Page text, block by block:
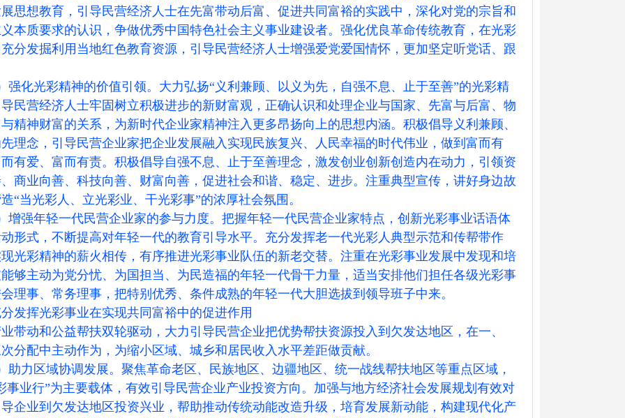
思想教育，引导民营经济人士在先富带动后富、促进共同富裕的实践中，深化对党的宗旨和
本质要求的认识，争做优秀中国特色社会主义事业建设者。强化优良革命传统教育，在光彩
分发掘利用当地红色教育资源，引导民营经济人士增强爱党爱国情怀，更加坚定听党话、跟
强化光彩精神的价值引领。大力弘扬“义利兼顾、以义为先，自强不息、止于至善”的光彩精
民营经济人士牢固树立积极进步的新财富观，正确认识和处理企业与国家、先富与后富、物
精神财富的关系，为新时代企业家精神注入更多昂扬向上的思想内涵。积极倡导义利兼顾、
理念，引导民营企业家把企业发展融入实现民族复兴、人民幸福的时代伟业，做到富而有
有爱、富而有责。积极倡导自强不息、止于至善理念，激发创业创新创造内在动力，引领资
商业向善、科技向善、财富向善，促进社会和谐、稳定、进步。注重典型宣传，讲好身边故
“当光彩人、立光彩业、干光彩事”的浓厚社会氛围。
增强年轻一代民营企业家的参与力度。把握年轻一代民营企业家特点，创新光彩事业话语体
形式，不断提高对年轻一代的教育引导水平。充分发挥老一代光彩人典型示范和传帮带作
光彩精神的薪火相传，有序推进光彩事业队伍的新老交替。注重在光彩事业发展中发现和培
够主动为党分忧、为国担当、为民造福的年轻一代骨干力量，适当安排他们担任各级光彩事
理事、常务理事，把特别优秀、条件成熟的年轻一代大胆选拔到领导班子中来。
发挥光彩事业在实现共同富裕中的促进作用
带动和公益帮扶双轮驱动，大力引导民营企业把优势帮扶资源投入到欠发达地区，在一、
分配中主动作为，为缩小区域、城乡和居民收入水平差距做贡献。
助力区域协调发展。聚焦革命老区、民族地区、边疆地区、统一战线帮扶地区等重点区域，
事业行”为主要载体，有效引导民营企业产业投资方向。加强与地方经济社会发展规划有效对
企业到欠发达地区投资兴业，帮助推动传统动能改造升级，培育发展新动能，构建现代化产